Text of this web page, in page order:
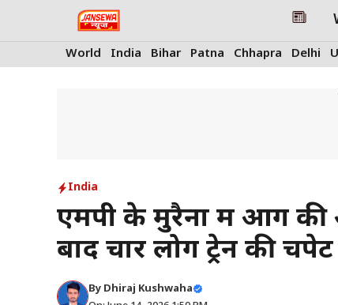
World India Bihar Patna Chhapra Delhi
India
एमपी के मुरैना में आग
बाद चार लोग ट्रेन की
By Dhiraj Kushwaha